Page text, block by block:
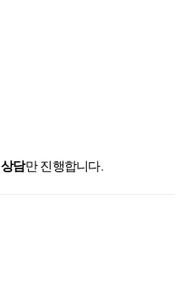
담만 진행합니다.